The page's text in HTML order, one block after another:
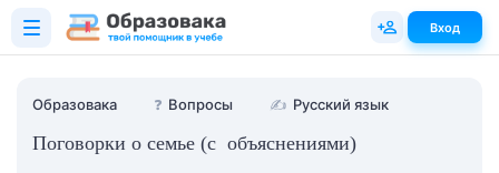
Образовака ❓ Вопросы ✍ Русский язык
Поговорки о семье (с объяснениями)
Вход